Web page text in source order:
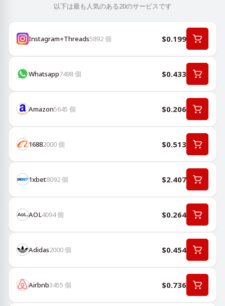
以下は最も人気のある20のサービスです
Instagram+Threads5892個 $0.199
Whatsapp7498個 $0.433
Amazon5645 個 $0.206
16882000個 $0.513
1хbet8092個 $2.407
AOL4094個 $0.264
Adidas2000個 $0.454
Airbnb3455 個 $0.736